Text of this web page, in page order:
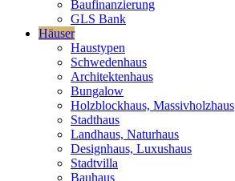
Baufinanzierung
GLS Bank
Häuser
Haustypen
Schwedenhaus
Architektenhaus
Bungalow
Holzblockhaus, Massivholzhaus
Stadthaus
Landhaus, Naturhaus
Designhaus, Luxushaus
Stadtvilla
Bauhaus